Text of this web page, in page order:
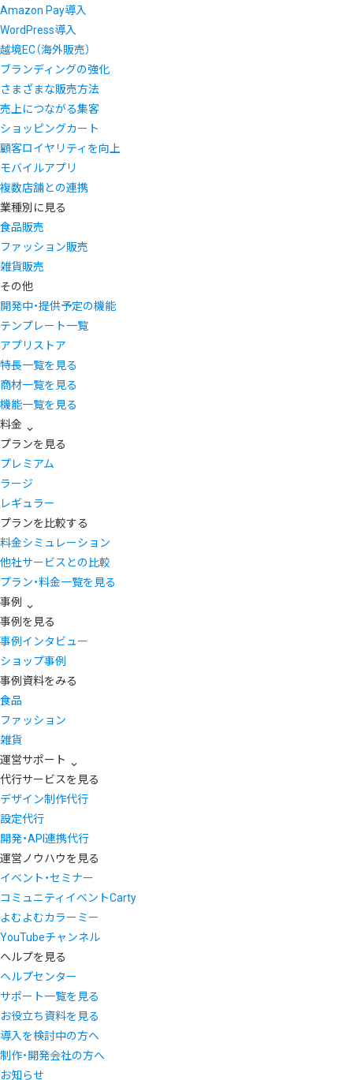
Amazon Pay導入
WordPress導入
越境EC（海外販売）
ブランディングの強化
さまざまな販売方法
売上につながる集客
ショッピングカート
顧客ロイヤリティを向上
モバイルアプリ
複数店舗との連携
業種別に見る
食品販売
ファッション販売
雑貨販売
その他
開発中・提供予定の機能
テンプレート一覧
アプリストア
特長一覧を見る
商材一覧を見る
機能一覧を見る
料金
プランを見る
プレミアム
ラージ
レギュラー
プランを比較する
料金シミュレーション
他社サービスとの比較
プラン・料金一覧を見る
事例
事例を見る
事例インタビュー
ショップ事例
事例資料をみる
食品
ファッション
雑貨
運営サポート
代行サービスを見る
デザイン制作代行
設定代行
開発・API連携代行
運営ノウハウを見る
イベント・セミナー
コミュニティイベントCarty
よむよむカラーミー
YouTubeチャンネル
ヘルプを見る
ヘルプセンター
サポート一覧を見る
お役立ち資料を見る
導入を検討中の方へ
制作・開発会社の方へ
お知らせ